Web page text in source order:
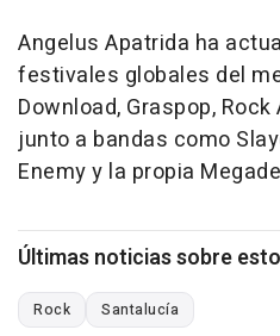
Angelus Apatrida ha
festivales globales del
Download, Graspop,
junto a bandas como
Enemy y la propia
Últimas noticias sobre
Rock Santalucía